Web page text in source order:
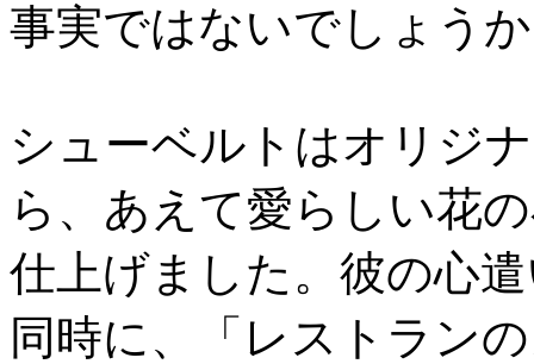
事実ではないでしょう
シューベルトはオリジ
ら、あえて愛らしい花
仕上げました。彼の心
同時に、「レストラン